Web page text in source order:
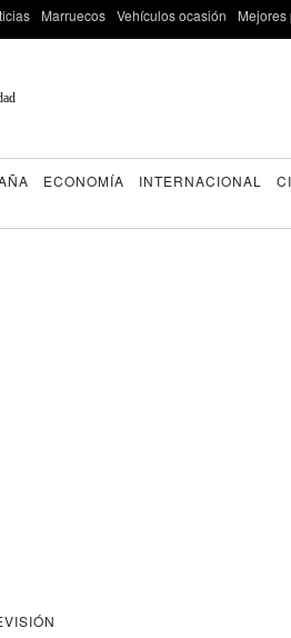
Marruecos Vehículos ocasión
ECONOMÍA INTERNACIONAL